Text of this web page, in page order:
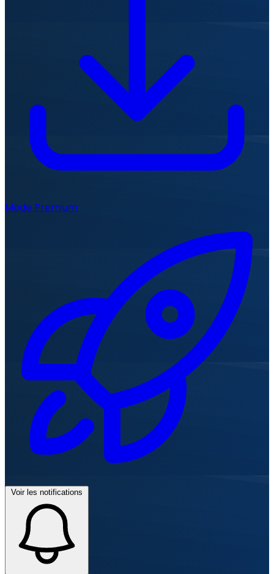
Mode Premium
Voir les notifications